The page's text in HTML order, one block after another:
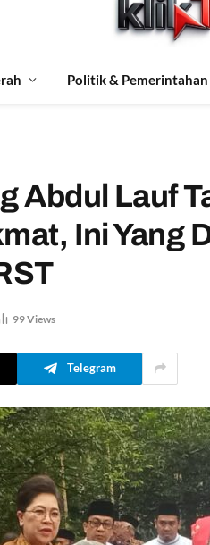
Politik & Pemerintahan
Abdul Lauf
Ini Yang
99Views
Telegram